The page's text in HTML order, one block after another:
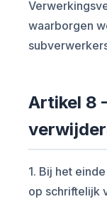
waarborgen
Artikel 8
1. Bij het
op schriftelijk